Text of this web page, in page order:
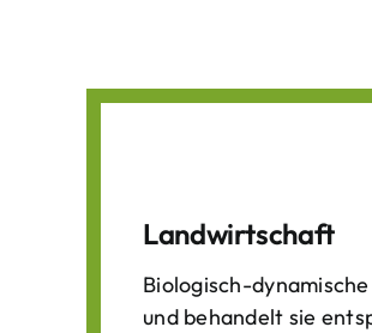
Landwirtschaft
Biologisch-
und behandelt sie